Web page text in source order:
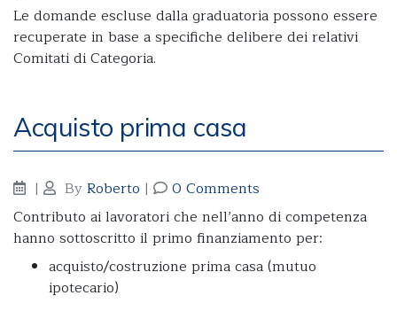
Le domande escluse dalla graduatoria possono essere
recuperate in base a specifiche delibere dei relativi
Comitati di Categoria.
Acquisto prima casa
| ByRoberto |
0 Comments
Contributo ai lavoratori che nell’anno di competenza
hanno sottoscritto il primo finanziamento per:
acquisto/costruzione prima casa (mutuo
ipotecario)